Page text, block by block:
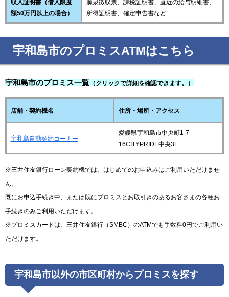
収入証明書（借入限度
額50万円以上の場合）
源泉徴収票、課税証明書、直近の給与明細書、
所得証明書、確定申告書など
宇和島市のプロミスATMはこちら
宇和島市のプロミス一覧 （クリックで詳細を確認できます。）
店舗・契約機名 住所・場所・アクセス
宇和島自動契約コーナー
愛媛県宇和島市中央町1-7-
16CITYPRIDE中央3F
※三井住友銀行ローン契約機では、はじめてのお申込みはご利用いただけませ
ん。
既にお申込手続き中、または既にプロミスとお取引きのあるお客さまの各種お
手続きのみご利用いただけます。
※プロミスカードは、三井住友銀行（SMBC）のATMでも手数料0円でご利用い
ただけます。
宇和島市以外の市区町村からプロミスを探す